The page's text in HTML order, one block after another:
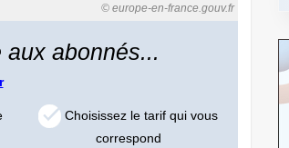
© europe-en-france.gouv.fr
abonnés...
Choisissez le tarif qui vous
correspond